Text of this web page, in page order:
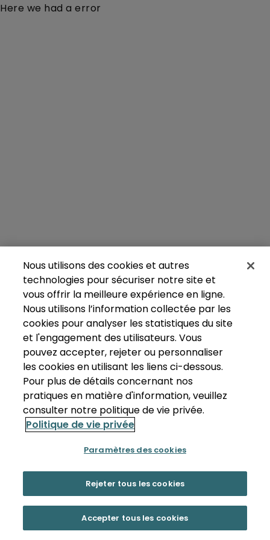
Here we had a error
Nous utilisons des cookies et autres
technologies pour sécuriser notre site et
vous offrir la meilleure expérience en ligne.
Nous utilisons l’information collectée par les
cookies pour analyser les statistiques du site
et l'engagement des utilisateurs. Vous
pouvez accepter, rejeter ou personnaliser
les cookies en utilisant les liens ci-dessous.
Pour plus de détails concernant nos
pratiques en matière d'information, veuillez
consulter notre politique de vie privée.
Politique de vie privée
Paramètres des cookies
Rejeter tous les cookies
Accepter tous les cookies